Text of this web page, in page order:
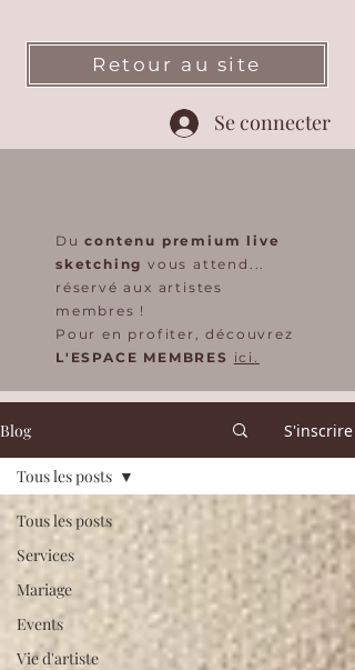
Retour au site
Se connecter
Ducontenu premium live
sketching vous attend...
réservé aux artistes
membres !
Pour en profiter, découvrez
L'ESPACE MEMBRES ici.
Blog S'inscrire
Tous les posts
Services
Mariage
Events
Vie d'artiste
Tous les posts